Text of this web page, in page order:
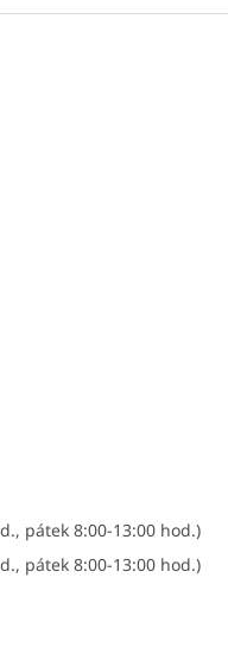
pátek 8:00-13:00 hod.)
pátek 8:00-13:00 hod.)